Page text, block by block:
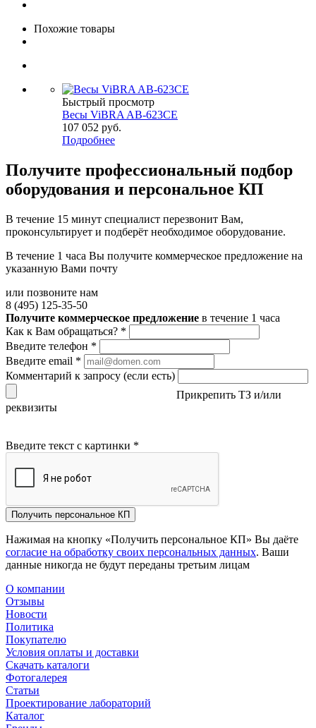
Похожие товары
Быстрый просмотр
Весы ViBRA AB-623CE
107 052 руб.
Подробнее
Получите профессиональный подбор
оборудования и персональное КП
В течение 15 минут специалист перезвонит Вам,
проконсультирует и подберёт необходимое оборудование.
В течение 1 часа Вы получите коммерческое предложение на
указанную Вами почту
или позвоните нам
8 (495) 125-35-50
Получите коммерческое предложение в течение 1 часа
Как к Вам обращаться? *
Введите телефон *
Введите email *
Комментарий к запросу (если есть)
Прикрепить ТЗ и/или
реквизиты
Введите текст с картинки *
Получить персональное КП
Нажимая на кнопку «Получить персональное КП» Вы даёте
согласие на обработку своих персональных данных. Ваши
данные никогда не будут переданы третьим лицам
О компании
Отзывы
Новости
Политика
Покупателю
Условия оплаты и доставки
Скачать каталоги
Фотогалерея
Статьи
Проектирование лабораторий
Каталог